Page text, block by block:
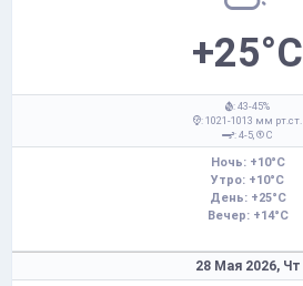
+25°C
: 43-45%
: 1021-1013 мм рт.ст.
: 4-5,
С
Ночь: +10°C
Утро: +10°C
День: +25°C
Вечер: +14°C
28 Мая 2026, Чт